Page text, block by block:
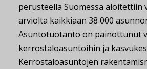
perusteella Suomessa aloitettiin
arviolta kaikkiaan 38 000
Asuntotuotanto on painottunut
kerrostaloasuntoihin ja
Kerrostaloasuntojen